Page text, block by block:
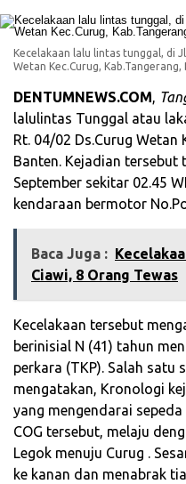
Kecelakaan lalu lintas tunggal, di
Wetan Kec.Curug,
DENTUMNEWS.COM,
lalulintas Tunggal atau
Rt. 04/02 Ds.Curug Wetan
Banten. Kejadian tersebut
September sekitar 02.45
kendaraan bermotor
Baca Juga :
Ciawi, 8 Orang Tewas
Kecelakaan tersebut
berinisial N (41) tahun
perkara (TKP). Salah satu
mengatakan, Kronologi
yang mengendarai
COG tersebut, melaju
Legok menuju Curug .
ke kanan dan menabrak